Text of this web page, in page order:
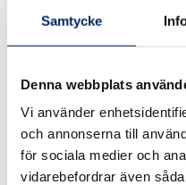
Samtycke
Denna webbplats
Vi använder
och annonserna till
för sociala medier och
vidarebefordrar även